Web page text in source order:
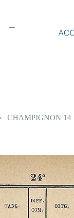
-
CHAMPIGNON 14